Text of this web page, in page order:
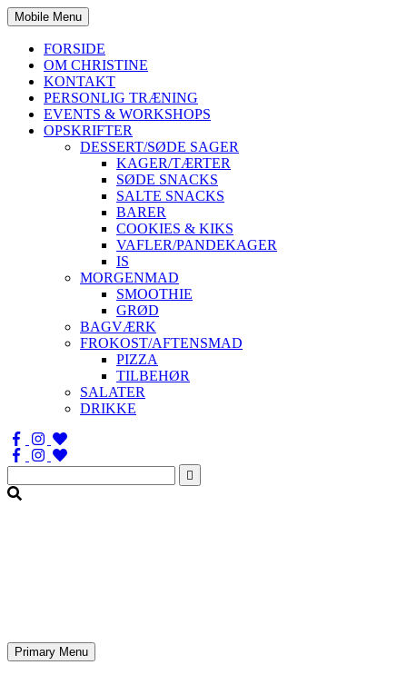
Mobile Menu
FORSIDE
OM CHRISTINE
KONTAKT
PERSONLIG TRÆNING
EVENTS & WORKSHOPS
OPSKRIFTER
DESSERT/SØDE SAGER
KAGER/TÆRTER
SØDE SNACKS
SALTE SNACKS
BARER
COOKIES & KIKS
VAFLER/PANDEKAGER
IS
MORGENMAD
SMOOTHIE
GRØD
BAGVÆRK
FROKOST/AFTENSMAD
PIZZA
TILBEHØR
SALATER
DRIKKE
Søg
efter:
Primary Menu